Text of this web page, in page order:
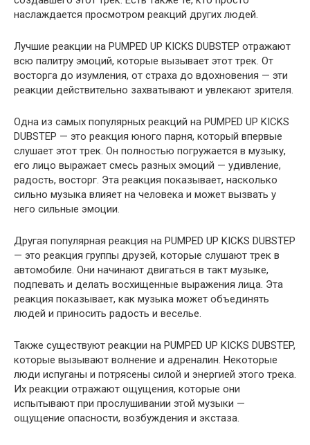
наслаждается просмотром реакций других людей.
Лучшие реакции на PUMPED UP KICKS DUBSTEP отражают
всю палитру эмоций, которые вызывает этот трек. От
восторга до изумления, от страха до вдохновения — эти
реакции действительно захватывают и увлекают зрителя.
Одна из самых популярных реакций на PUMPED UP KICKS
DUBSTEP — это реакция юного парня, который впервые
слушает этот трек. Он полностью погружается в музыку,
его лицо выражает смесь разных эмоций — удивление,
радость, восторг. Эта реакция показывает, насколько
сильно музыка влияет на человека и может вызвать у
него сильные эмоции.
Другая популярная реакция на PUMPED UP KICKS DUBSTEP
— это реакция группы друзей, которые слушают трек в
автомобиле. Они начинают двигаться в такт музыке,
подпевать и делать восхищенные выражения лица. Эта
реакция показывает, как музыка может объединять
людей и приносить радость и веселье.
Также существуют реакции на PUMPED UP KICKS DUBSTEP,
которые вызывают волнение и адреналин. Некоторые
люди испуганы и потрясены силой и энергией этого трека.
Их реакции отражают ощущения, которые они
испытывают при прослушивании этой музыки —
ощущение опасности, возбуждения и экстаза.